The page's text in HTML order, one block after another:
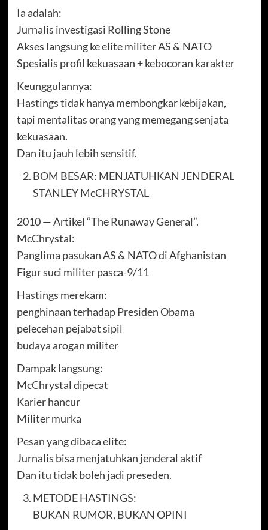
Ia adalah:
Jurnalis investigasi Rolling Stone
Akses langsung ke elite militer AS & NATO
Spesialis profil kekuasaan + kebocoran karakter
Keunggulannya:
Hastings tidak hanya membongkar kebijakan,
tapi mentalitas orang yang memegang senjata
kekuasaan.
Dan itu jauh lebih sensitif.
BOM BESAR: MENJATUHKAN JENDERAL
STANLEY McCHRYSTAL
2010 — Artikel “The Runaway General”.
McChrystal:
Panglima pasukan AS & NATO di Afghanistan
Figur suci militer pasca-9/11
Hastings merekam:
penghinaan terhadap Presiden Obama
pelecehan pejabat sipil
budaya arogan militer
Dampak langsung:
McChrystal dipecat
Karier hancur
Militer murka
Pesan yang dibaca elite:
Jurnalis bisa menjatuhkan jenderal aktif
Dan itu tidak boleh jadi preseden.
METODE HASTINGS:
BUKAN RUMOR, BUKAN OPINI